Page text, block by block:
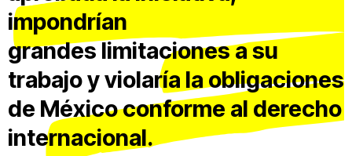
impondrían
grandes limitaciones a su
trabajo y violaría la obligaciones
de México conforme al derecho
internacional.